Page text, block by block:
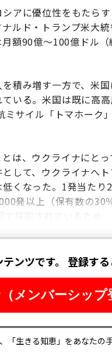
アに優位性をもたら
ルド・トランプ米大
額90億～100億ドル
積み増す一方で、米
いる。米国は既に高
サイル「トマホーク
は、ウクライナにと
して、ウクライナへ
くなった。1発当た
発以上（保有数の30